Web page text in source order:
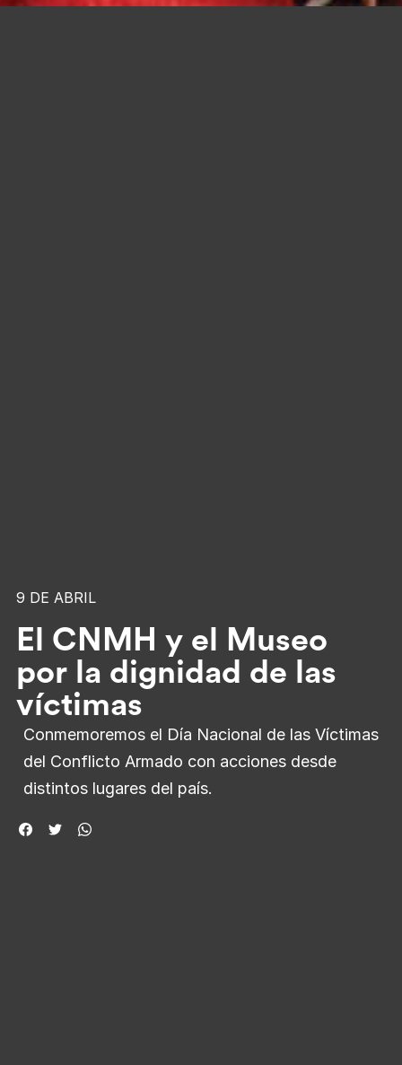
9 DE ABRIL
El CNMH y el Museo
por la dignidad de las
víctimas
Conmemoremos el Día Nacional de las Víctimas
del Conflicto Armado con acciones desde
distintos lugares del país.